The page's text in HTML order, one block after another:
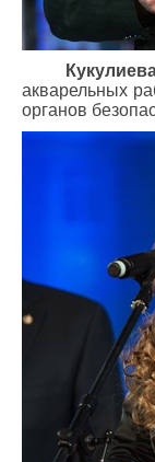
акварельных
органов